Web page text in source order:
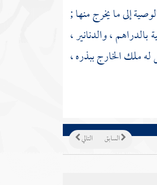
إلى ما يخرج منها ;
، والدنانير ،
ملك الخارج ببذره ،
التالي السابق